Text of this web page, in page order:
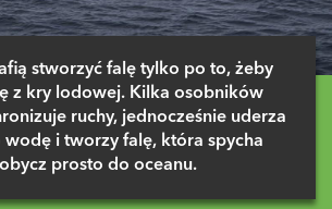
stworzyć falę tylko po to, żeby
z kry lodowej. Kilka osobników
ruchy, jednocześnie uderza
i tworzy falę, która spycha
prosto do oceanu.